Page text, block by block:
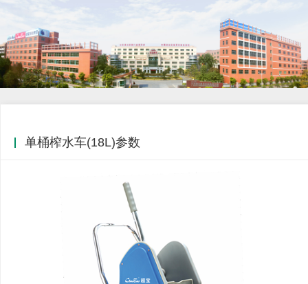
单桶榨水车(18L)参数